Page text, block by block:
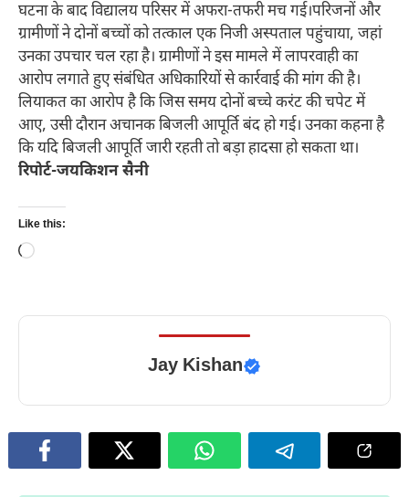
घटना के बाद विद्यालय परिसर में अफरा-तफरी मच गई।परिजनों और
ग्रामीणों ने दोनों बच्चों को तत्काल एक निजी अस्पताल पहुंचाया, जहां
उनका उपचार चल रहा है। ग्रामीणों ने इस मामले में लापरवाही का
आरोप लगाते हुए संबंधित अधिकारियों से कार्रवाई की मांग की है।
लियाकत का आरोप है कि जिस समय दोनों बच्चे करंट की चपेट में
आए, उसी दौरान अचानक बिजली आपूर्ति बंद हो गई। उनका कहना है
कि यदि बिजली आपूर्ति जारी रहती तो बड़ा हादसा हो सकता था।
रिपोर्ट-जयकिशन सैनी
Like this:
Loading…
Jay Kishan